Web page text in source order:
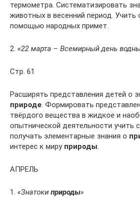
термометра. Систематизировать
животных в весенний период. Учить
помощью народных примет.
2. «22 марта – Всемирный день
Стр. 61
Расширять представления детей о
природе. Формировать
твёрдого вещества в жидкое и
опытнической деятельности учить
получать элементарные знания о
интерес к миру природы.
АПРЕЛЬ
1. «Знатоки природы»